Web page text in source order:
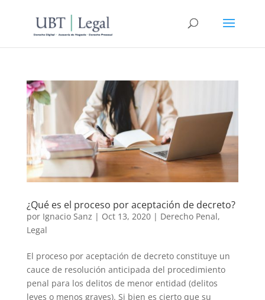
¿Qué es el proceso por aceptación de decreto?
por Ignacio Sanz | Oct 13, 2020| Derecho Penal,
Legal
El proceso por aceptación de decreto constituye un
cauce de resolución anticipada del procedimiento
penal para los delitos de menor entidad (delitos
leves o menos graves). Si bien es cierto que su